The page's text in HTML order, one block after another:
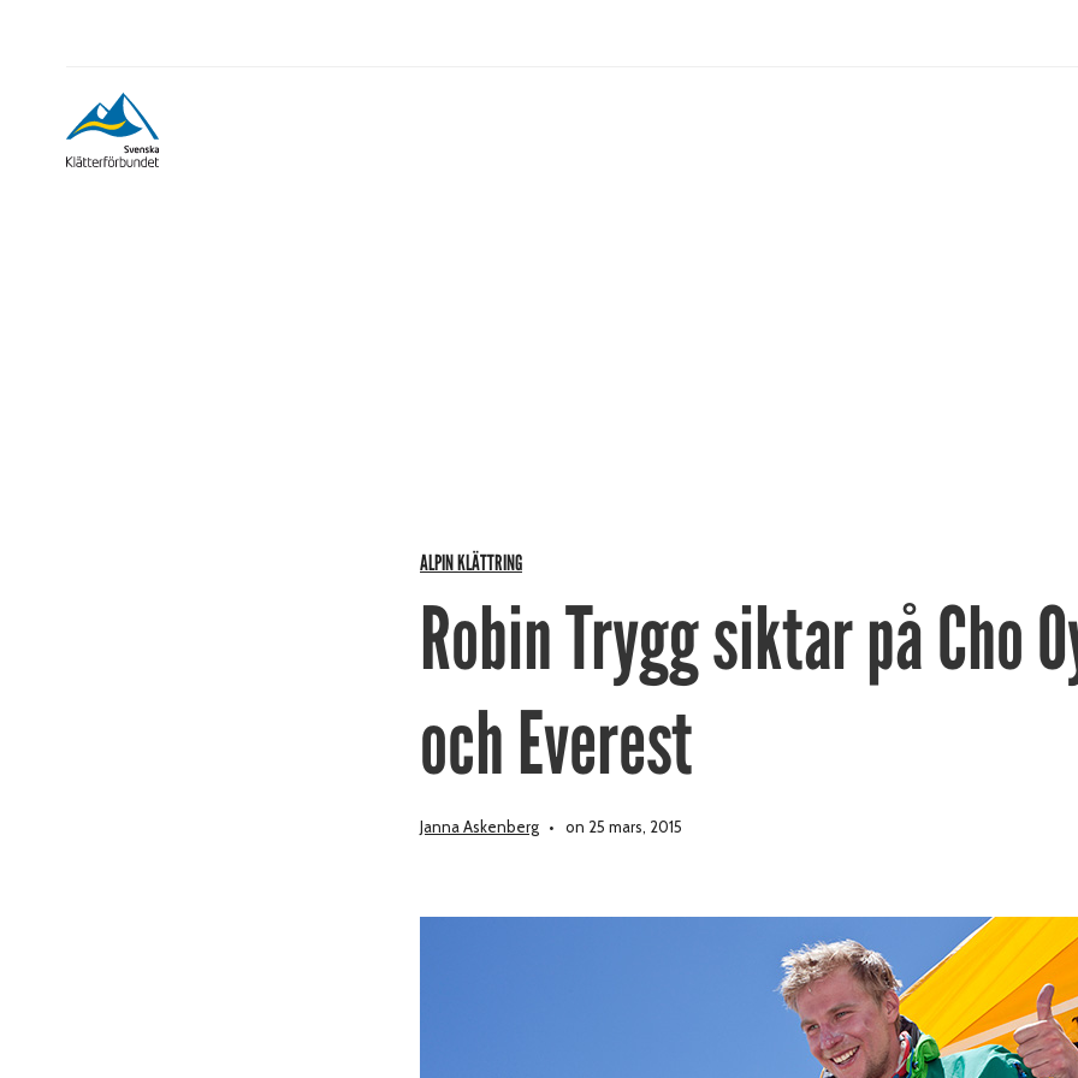
ALPIN KLÄTTRING
Robin Trygg siktar på Cho
och Everest
Janna Askenberg on 25 mars, 2015